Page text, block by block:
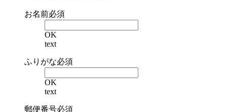
お名前必須
OK
text
ふりがな必須
OK
text
郵便番号必須